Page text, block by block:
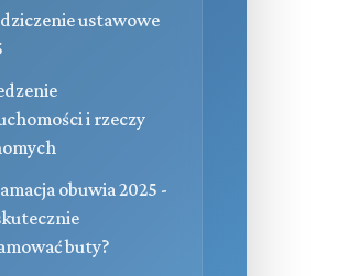
ustawowe
i rzeczy
obuwia 2025 -
buty?